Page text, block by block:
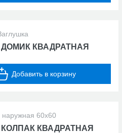
ДОМИК КВАДРАТНАЯ
Добавить в корзину
КВАДРАТНАЯ